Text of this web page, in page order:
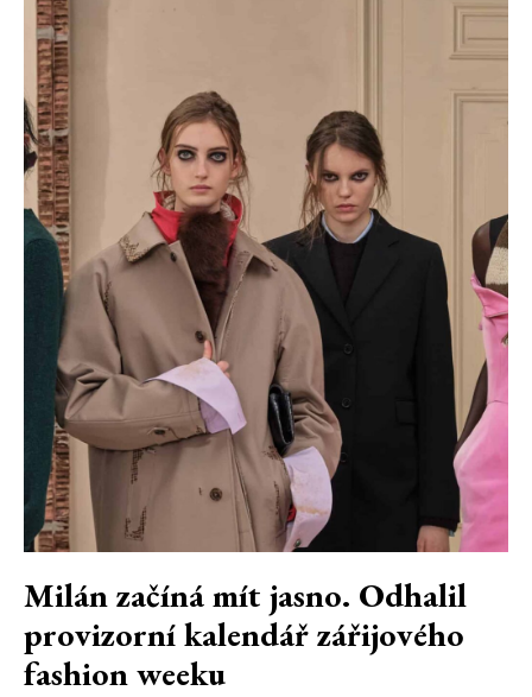
Milán začíná mít jasno. Odhalil
provizorní kalendář zářijového
fashion weeku